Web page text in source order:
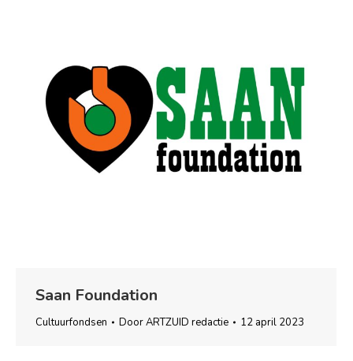
Saan Foundation
Cultuurfondsen DoorARTZUID redactie 12 april 2023